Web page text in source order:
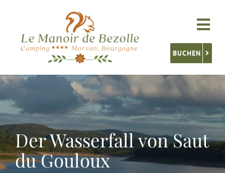
content
Unterkünfte
Service
Aktivitäten
BUCHEN
Der Wasserfall von Saut
du Gouloux